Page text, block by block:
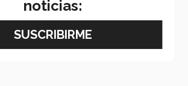
LEER TAMBIÉN:
noticias: